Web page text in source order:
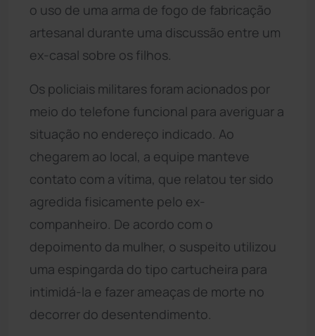
o uso de uma arma de fogo de fabricação
artesanal durante uma discussão entre um
ex-casal sobre os filhos.
Os policiais militares foram acionados por
meio do telefone funcional para averiguar a
situação no endereço indicado. Ao
chegarem ao local, a equipe manteve
contato com a vítima, que relatou ter sido
agredida fisicamente pelo ex-
companheiro. De acordo com o
depoimento da mulher, o suspeito utilizou
uma espingarda do tipo cartucheira para
intimidá-la e fazer ameaças de morte no
decorrer do desentendimento.